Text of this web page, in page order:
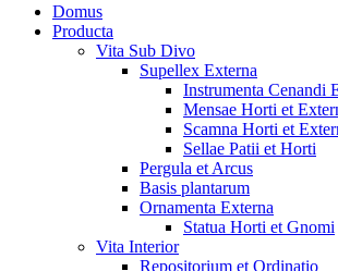
Domus
Producta
Vita Sub Divo
Supellex Externa
Instrumenta Cenandi
Mensae Horti et
Scamna Horti et
Sellae Patii et Horti
Pergula et Arcus
Basis plantarum
Ornamenta Externa
Statua Horti et Gnomi
Vita Interior
Repositorium et Ordinatio